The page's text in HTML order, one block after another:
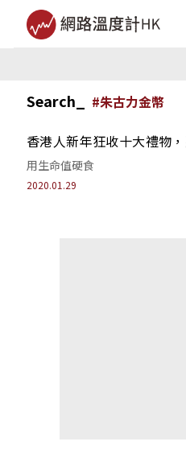
Search_ #朱古力金幣
香港人新年狂收十大禮物
用生命值硬食
2020.01.29